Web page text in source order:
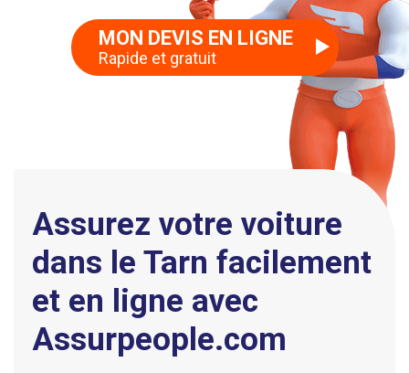
MON DEVIS EN LIGNE
Rapide et gratuit
Assurez votre voiture
dans le Tarn facilement
et en ligne avec
Assurpeople.com